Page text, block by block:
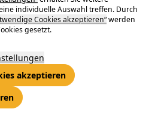
individuelle Auswahl treffen. Durch
Cookies akzeptieren“werden
gesetzt.
akzeptieren